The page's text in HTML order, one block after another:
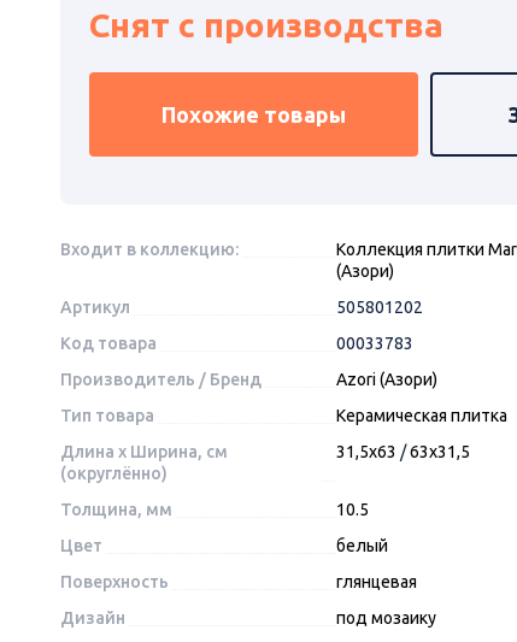
Снят с производства
Похожие товары
Входит в коллекцию:
Коллекция плитки
(Азори)
Артикул
505801202
Код товара
00033783
Производитель / Бренд
Azori (Азори)
Тип товара
Керамическая плитка
Длина x Ширина, см
(округлённо)
31,5x63 /63x31,5
Толщина, мм
10.5
Цвет
белый
Поверхность
глянцевая
Дизайн
под мозаику